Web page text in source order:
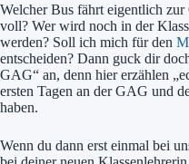
Welcher Bus fährt eigentlich
voll? Wer wird noch in der
werden? Soll ich mich für den
entscheiden? Dann guck dir
GAG“ an, denn hier erzählen
ersten Tagen an der GAG und
haben.
Wenn du dann erst einmal bei